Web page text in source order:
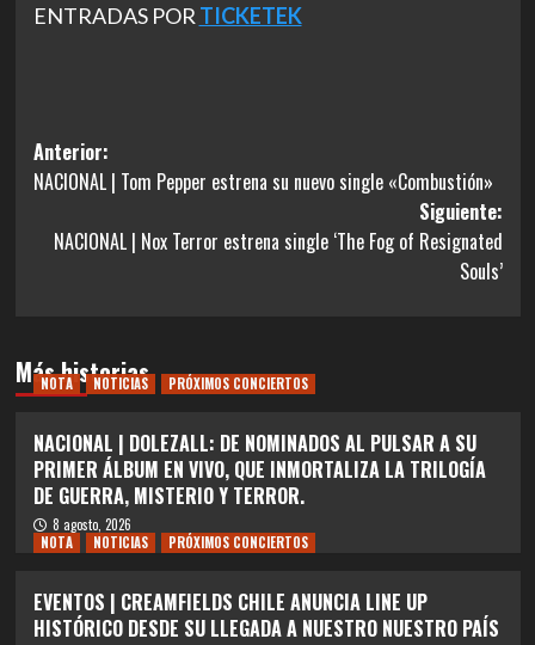
ENTRADAS POR TICKETEK
Navegación
de
entradas
Anterior:
NACIONAL | Tom Pepper estrena su nuevo single «Combustión»
Siguiente:
NACIONAL | Nox Terror estrena single ‘The Fog of Resignated
Souls’
Más historias
NOTA NOTICIAS PRÓXIMOS CONCIERTOS
NACIONAL | DOLEZALL: DE NOMINADOS AL PULSAR A SU
PRIMER ÁLBUM EN VIVO, QUE INMORTALIZA LA TRILOGÍA
DE GUERRA, MISTERIO Y TERROR.
8 agosto, 2026
NOTA
NOTICIAS PRÓXIMOS CONCIERTOS
EVENTOS | CREAMFIELDS CHILE ANUNCIA LINE UP
HISTÓRICO DESDE SU LLEGADA A NUESTRO NUESTRO PAÍS